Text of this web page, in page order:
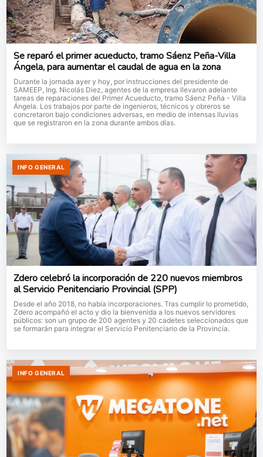
Se reparó el primer acueducto, tramo Sáenz Peña-Villa
Ángela, para aumentar el caudal de agua en la zona
Durante la jornada ayer y hoy, por instrucciones del presidente de
SAMEEP, Ing. Nicolás Diez, agentes de la empresa llevaron adelante
tareas de reparaciones del Primer Acueducto, tramo Sáenz Peña - Villa
Ángela. Los trabajos por parte de ingenieros, técnicos y obreros se
concretaron bajo condiciones adversas, en medio de intensas lluvias
que se registraron en la zona durante ambos días.
INFO GENERAL
Zdero celebró la incorporación de 220 nuevos miembros
al Servicio Penitenciario Provincial (SPP)
Desde el año 2018, no había incorporaciones. Tras cumplir lo prometido,
Zdero acompañó el acto y dio la bienvenida a los nuevos servidores
públicos: son un grupo de 200 agentes y 20 cadetes seleccionados que
se formarán para integrar el Servicio Penitenciario de la Provincia.
INFO GENERAL